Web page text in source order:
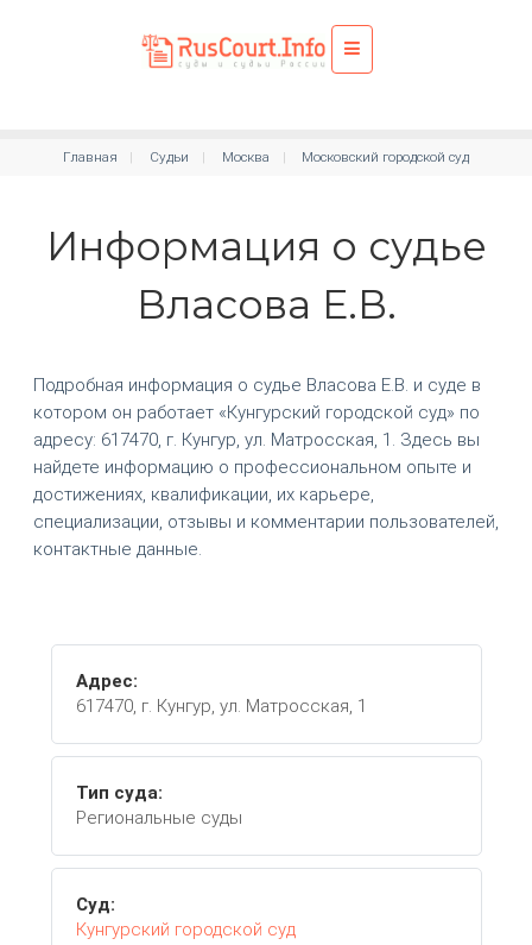
Главная Судьи Москва Московский городской суд
Информация о судье
Власова Е.В.
Подробная информация о судье Власова Е.В. и суде в
котором он работает «Кунгурский городской суд» по
адресу: 617470, г. Кунгур, ул. Матросская, 1. Здесь вы
найдете информацию о профессиональном опыте и
достижениях, квалификации, их карьере,
специализации, отзывы и комментарии пользователей,
контактные данные.
Адрес:
617470, г. Кунгур, ул. Матросская, 1
Тип суда:
Региональные суды
Суд:
Кунгурский городской суд